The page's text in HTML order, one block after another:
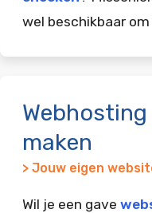
wel beschikbaar
maken
> Jouw eigen
Wil je een gave